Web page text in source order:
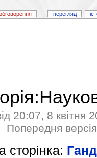
20:07, 8 квітня
Попередня
сторінка:
перегляд